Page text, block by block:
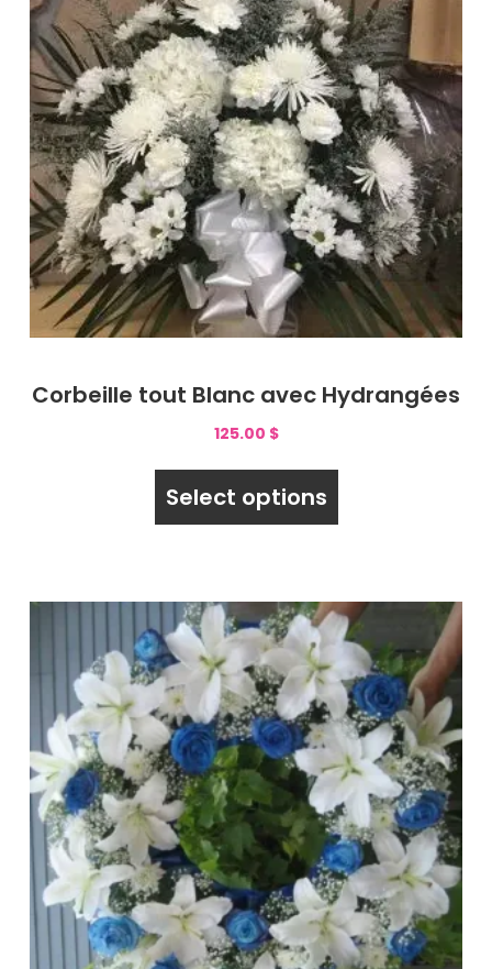
Corbeille tout Blanc avec Hydrangées
125.00 $
Select options